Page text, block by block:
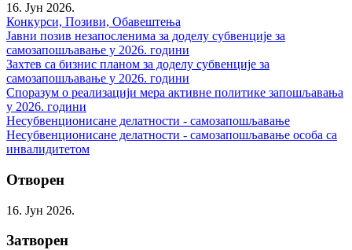
16. Јун 2026.
Конкурси, Позиви, Обавештења
Јавни позив незапосленима за доделу субвенције за
самозапошљавање у 2026. години
Захтев са бизнис планом за доделу субвенције за
самозапошљавање у 2026. години
Споразум о реализацији мера активне политике запошљавања
у 2026. години
Несубвенционисане делатности - самозапошљавање
Несубвенционисане делатности - самозапошљавање особа са
инвалидитетом
Отворен
16. Јун 2026.
Затворен